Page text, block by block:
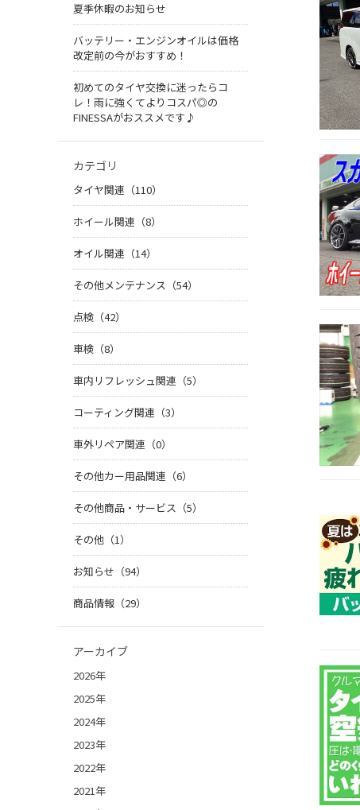
夏季休暇のお知らせ
バッテリー・エンジンオイルは価格
改定前の今がおすすめ！
初めてのタイヤ交換に迷ったらコ
レ！雨に強くてよりコスパ◎の
FINESSAがおススメです♪
カテゴリ
タイヤ関連（110）
ホイール関連（8）
オイル関連（14）
その他メンテナンス（54）
点検（42）
車検（8）
車内リフレッシュ関連（5）
コーティング関連（3）
車外リペア関連（0）
その他カー用品関連（6）
その他商品・サービス（5）
その他（1）
お知らせ（94）
商品情報（29）
アーカイブ
2026年
2025年
2024年
2023年
2022年
2021年